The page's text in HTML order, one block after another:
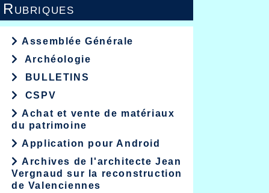
Rubriques
Assemblée Générale
Archéologie
BULLETINS
CSPV
Achat et vente de matériaux
du patrimoine
Application pour Android
Archives de l'architecte Jean
Vergnaud sur la reconstruction
de Valenciennes